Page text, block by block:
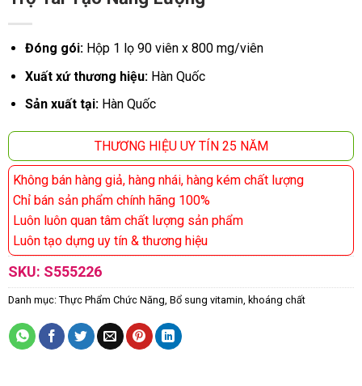
Đóng gói:Hộp 1 lọ 90 viên x 800 mg/viên
Xuất xứ thương hiệu:Hàn Quốc
Sản xuất tại:Hàn Quốc
THƯƠNG HIỆU UY TÍN 25 NĂM
Không bán hàng giả, hàng nhái, hàng kém chất lượng
Chỉ bán sản phẩm chính hãng 100%
Luôn luôn quan tâm chất lượng sản phẩm
Luôn tạo dựng uy tín & thương hiệu
SKU: S555226
Danh mục: Thực Phẩm Chức Năng, Bổ sung vitamin, khoáng chất